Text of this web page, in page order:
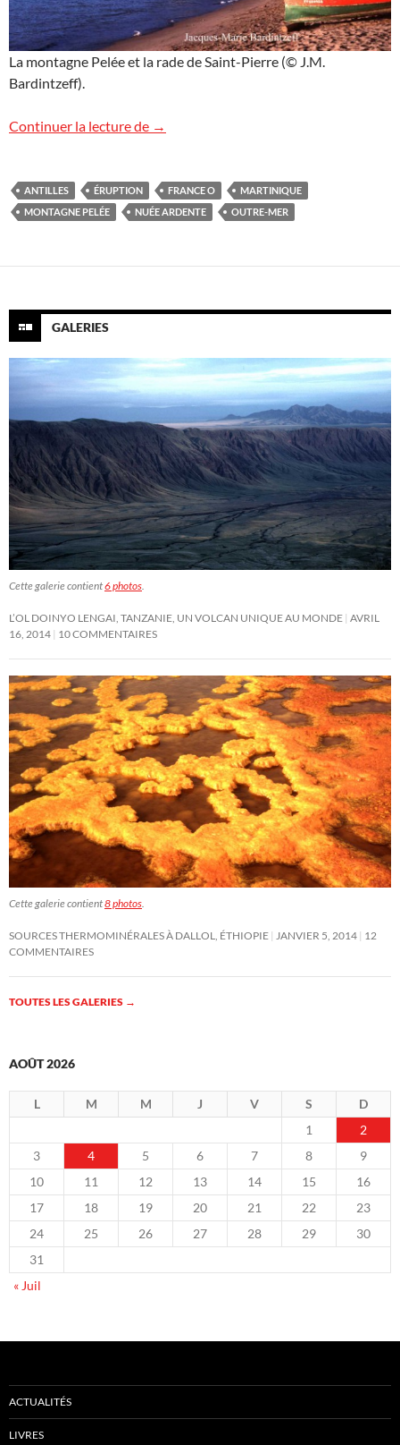
La montagne Pelée et la rade de Saint-Pierre (© J.M.
Bardintzeff).
Continuer la lecture de Soirée montagne Pelée sur France O
→
ANTILLES ÉRUPTION FRANCE O
MARTINIQUE
MONTAGNE PELÉE
NUÉE ARDENTE OUTRE-MER
GALERIES
Cette galerie contient6 photos.
L’OL DOINYO LENGAI, TANZANIE, UN VOLCAN UNIQUE AU MONDE AVRIL
16, 2014 10 COMMENTAIRES
Cette galerie contient8 photos.
SOURCES THERMOMINÉRALES À DALLOL, ÉTHIOPIE JANVIER 5, 2014 12
COMMENTAIRES
TOUTES LES GALERIES →
AOÛT 2026
L M M J V S
D
1
2
3
4 5 6 7 8
9
10
11 12 13 14 15
16
17
18 19 20 21 22
23
24
25 26 27 28 29
30
31
« Juil
ACTUALITÉS
LIVRES